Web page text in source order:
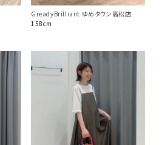
GreadyBrilliant ゆめタウン高松店
158cm